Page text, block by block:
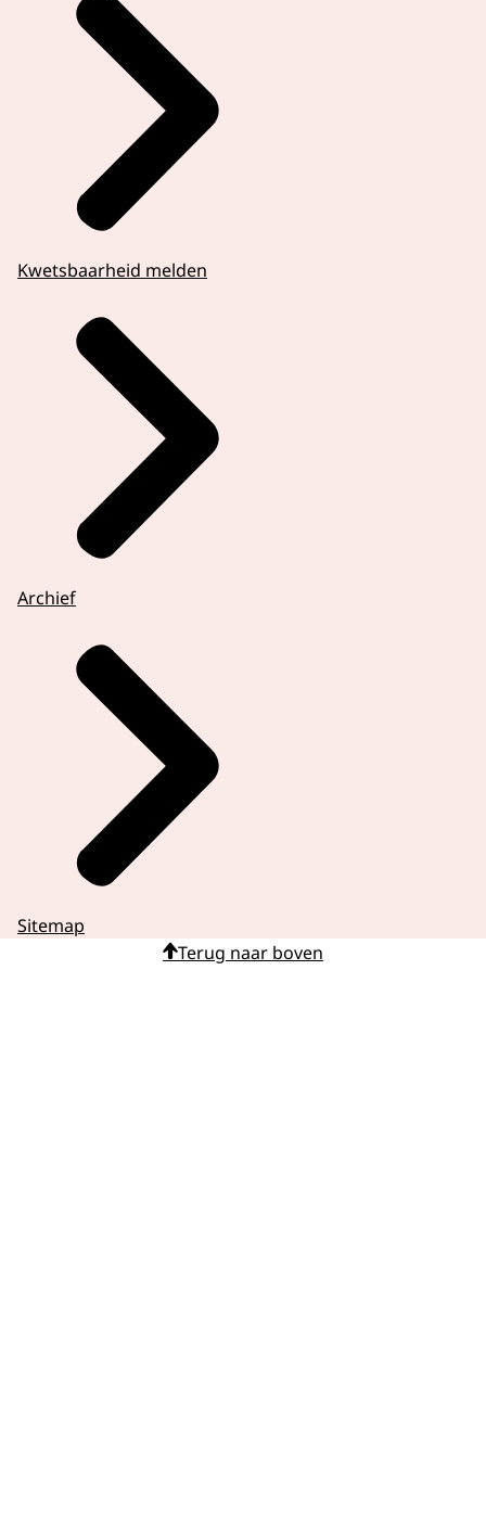
Kwetsbaarheid melden
Archief
Sitemap
Terug naar boven